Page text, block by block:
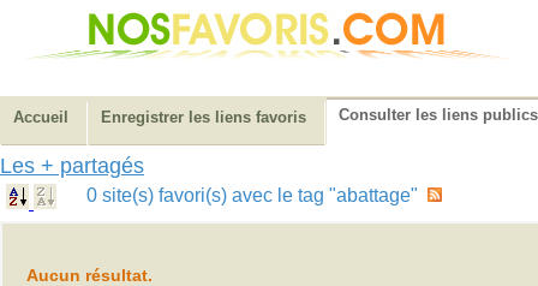
Accueil Enregistrer les liens favoris Consulter les liens publics
Les + partagés
0 site(s) favori(s) avec le tag "abattage"
Aucun résultat.